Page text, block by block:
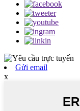
Gửi email
x